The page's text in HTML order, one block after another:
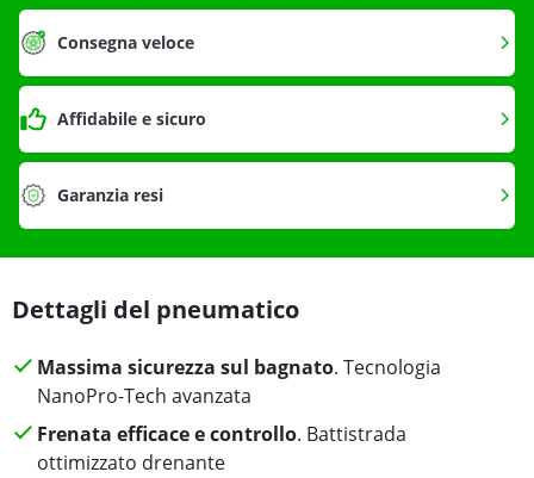
Consegna veloce
Affidabile e sicuro
Garanzia resi
Dettagli del pneumatico
Massima sicurezza sul bagnato. Tecnologia
NanoPro-Tech avanzata
Frenata efficace e controllo. Battistrada
ottimizzato drenante